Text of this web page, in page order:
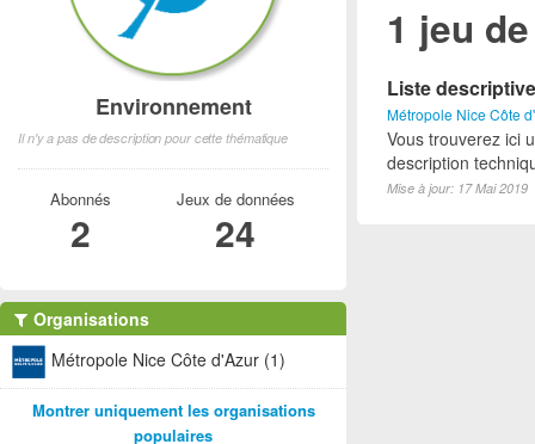
1 jeu
Liste
Métropole Nice Côte
Vous trouverez ici
description
Mise à jour: 17 Mai 2019
Environnement
Il n'y a pas de description pour cette thématique
Abonnés
2
Jeux de données
24
Organisations
Métropole Nice Côte d'Azur (1)
Montrer uniquement les organisations
populaires